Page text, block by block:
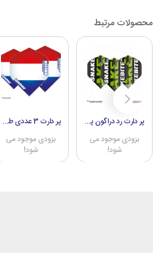
محصولات مرتبط
پر دارت رد دراگون پیتر رایت Red Dragon- Peter Wright اصل
بزودی موجود می
شود!
پر دارت 3 عددی طرح پرچم هلند winmau Rhino Extra Thick اصل
بزودی موجود می
شود!